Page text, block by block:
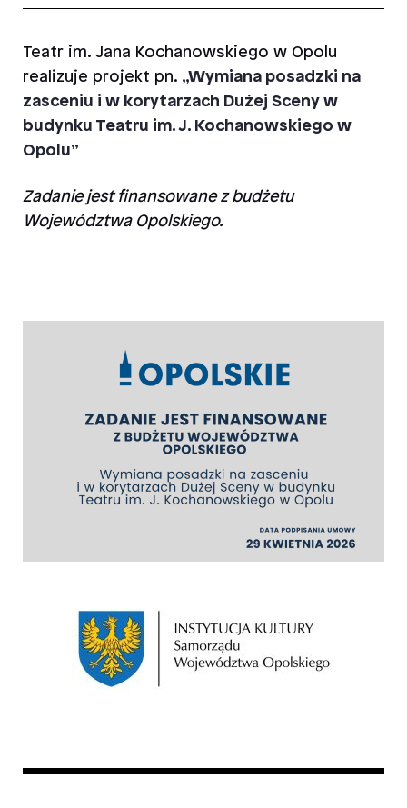
Teatr im. Jana Kochanowskiego w Opolu
realizuje projekt pn. „Wymiana posadzki na
zasceniu i w korytarzach Dużej Sceny w
budynku Teatru im. J. Kochanowskiego w
Opolu”
Zadanie jest finansowane z budżetu
Województwa Opolskiego.